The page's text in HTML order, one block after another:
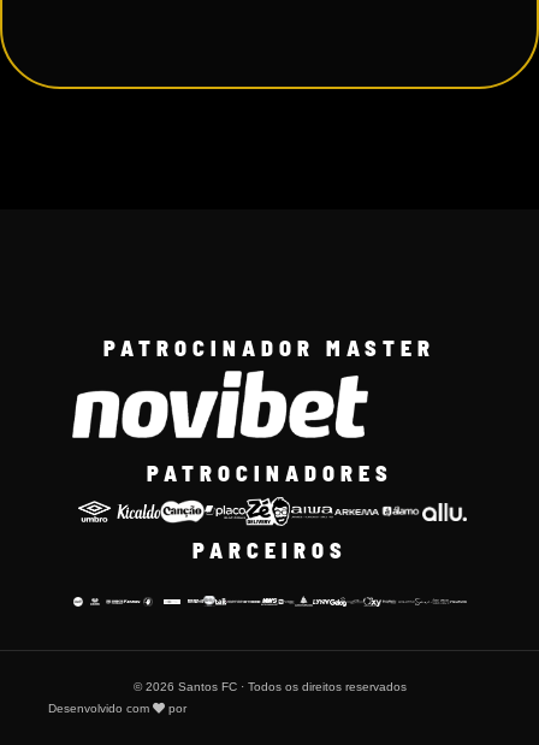
PATROCINADOR MASTER
PATROCINADORES
PARCEIROS
© 2026 Santos FC · Todos os direitos reservados
Desenvolvido com
por